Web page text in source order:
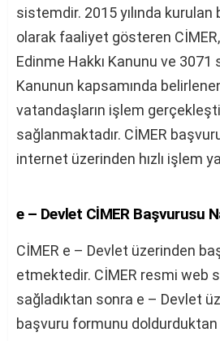
sistemdir. 2015 yılında
olarak faaliyet gösteren CİMER,
Edinme Hakkı Kanunu ve 3071
Kanunun kapsamında
vatandaşların işlem
sağlanmaktadır. CİMER
internet üzerinden hızlı işlem
e – Devlet CİMER Başvurusu
CİMER e – Devlet üzerinden
etmektedir. CİMER resmi web
sağladıktan sonra e – Devlet
başvuru formunu